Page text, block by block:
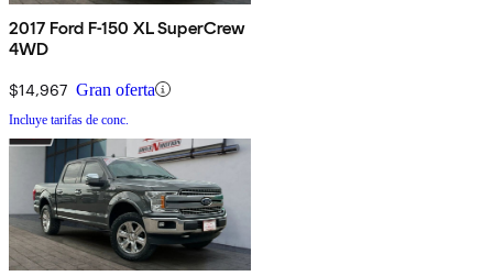
2017 Ford F-150 XL SuperCrew
4WD
$14,967 Gran oferta
Incluye tarifas de conc.